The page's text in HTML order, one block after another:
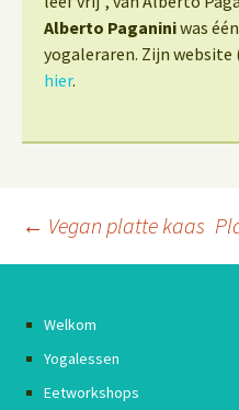
Alberto Paganiniwas
yogaleraren. Zijn website
hier.
← Vegan platte kaas
Welkom
Yogalessen
Eetworkshops